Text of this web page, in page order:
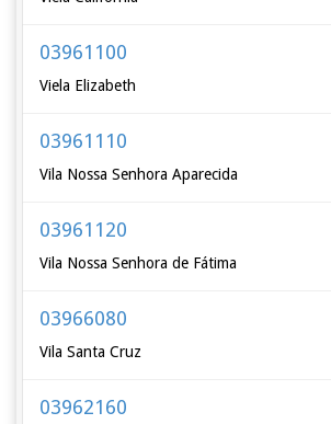
03961100
Viela Elizabeth
03961110
Vila Nossa Senhora Aparecida
03961120
Vila Nossa Senhora de Fátima
03966080
Vila Santa Cruz
03962160